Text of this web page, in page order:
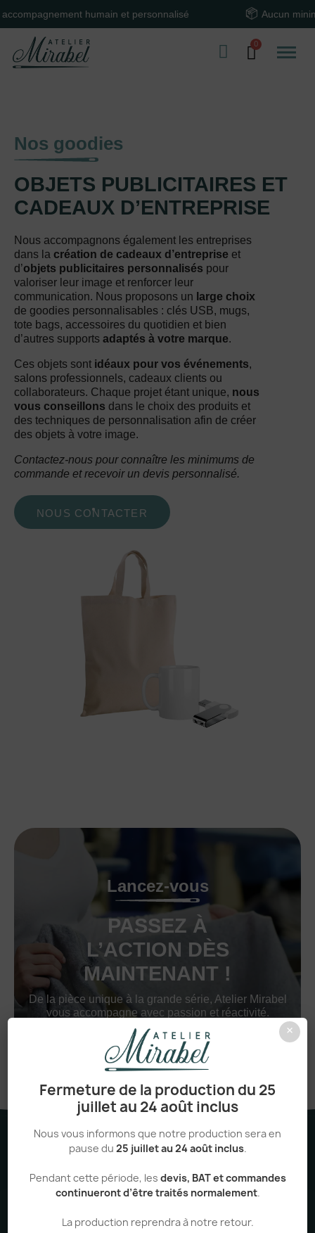
×
Fermeture de la production du 25
juillet au 24 août inclus
Nous vous informons que notre production sera en
pause du 25 juillet au 24 août inclus.
Pendant cette période, les devis, BAT et commandes
continueront d’être traités normalement.
La production reprendra à notre retour.
humain et personnalisé Aucun
Nos goodies
OBJETS PUBLICITAIRES ET
CADEAUX D’ENTREPRISE
Nous accompagnons également les entreprises
dans la création de cadeaux d’entreprise et
d’objets publicitaires personnalisés pour
valoriser leur image et renforcer leur
communication. Nous proposons un large choix
de goodies personnalisables : clés USB, mugs,
tote bags, accessoires du quotidien et bien
d’autres supports adaptés à votre marque.
Ces objets sont idéaux pour vos événements,
salons professionnels, cadeaux clients ou
collaborateurs. Chaque projet étant unique, nous
vous conseillons dans le choix des produits et
des techniques de personnalisation afin de créer
des objets à votre image.
Contactez-nous pour connaître les minimums de
commande et recevoir un devis personnalisé.
NOUS CONTACTER
Lancez-vous
PASSEZ À
L’ACTION DÈS
MAINTENANT !
De la pièce unique à la grande série, Atelier Mirabel
vous accompagne avec passion et réactivité.
CRÉER MON COMPTE
DEMANDER UN DEVIS